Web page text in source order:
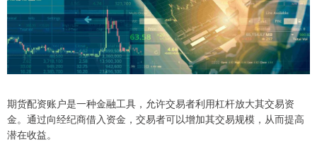
期货配资账户是一种金融工具，允许交易者利用杠杆放大其交易资
金。通过向经纪商借入资金，交易者可以增加其交易规模，从而提高
潜在收益。